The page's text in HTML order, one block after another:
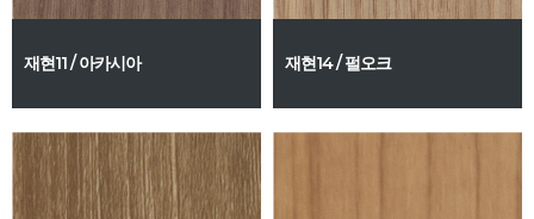
재현11 / 아카시아 재현14 / 펄오크